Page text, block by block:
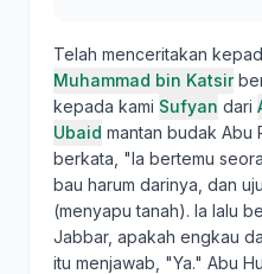
Telah menceritakan
Muhammad bin Katsir
kepada kami Sufyan dari
Ubaid mantan budak Abu
berkata, "Ia bertemu
bau harum darinya, dan
(menyapu tanah). Ia lalu
Jabbar, apakah engkau
itu menjawab, "Ya." Abu